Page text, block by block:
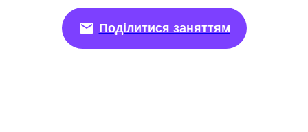
Поділитися заняттям